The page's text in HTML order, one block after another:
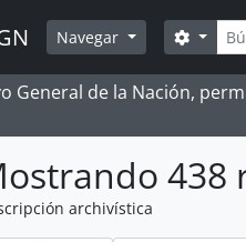
Navegar
General de la Nación,
438
archivística